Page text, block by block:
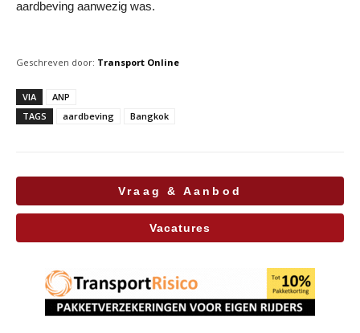
aardbeving aanwezig was.
Geschreven door: Transport Online
VIA
ANP
TAGS
aardbeving Bangkok
Vraag & Aanbod
Vacatures